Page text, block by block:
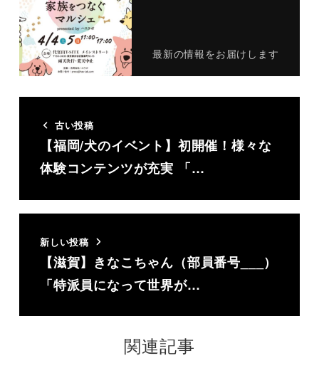
最新の情報をお届けします
古い投稿
【福岡/犬のイベント】初開催！様々な
体験コンテンツが充実 「…
新しい投稿
【滋賀】きなこちゃん（部員番号___）
「特派員になって世界が…
関連記事